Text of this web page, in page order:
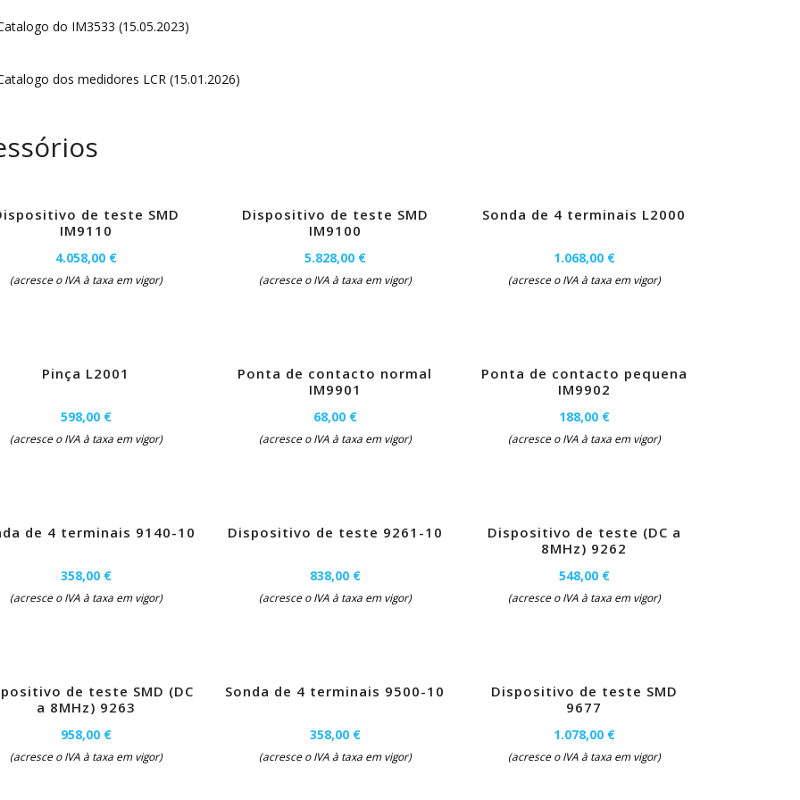
do IM3533 (15.05.2023)
dos medidores LCR (15.01.2026)
de teste SMD
IM9110
4.058,00 €
(acresce o IVA à taxa em vigor)
Dispositivo de teste SMD
IM9100
5.828,00 €
(acresce o IVA à taxa em vigor)
Sonda de 4 terminais L2000
1.068,00 €
(acresce o IVA à taxa em vigor)
Pinça L2001
598,00 €
(acresce o IVA à taxa em vigor)
Ponta de contacto normal
IM9901
68,00 €
(acresce o IVA à taxa em vigor)
Ponta de contacto pequena
IM9902
188,00 €
(acresce o IVA à taxa em vigor)
de 4 terminais 9140-10
358,00 €
(acresce o IVA à taxa em vigor)
Dispositivo de teste 9261-10
838,00 €
(acresce o IVA à taxa em vigor)
Dispositivo de teste (DC a
8MHz) 9262
548,00 €
(acresce o IVA à taxa em vigor)
de teste SMD (DC
a 8MHz) 9263
958,00 €
(acresce o IVA à taxa em vigor)
Sonda de 4 terminais 9500-10
358,00 €
(acresce o IVA à taxa em vigor)
Dispositivo de teste SMD
9677
1.078,00 €
(acresce o IVA à taxa em vigor)